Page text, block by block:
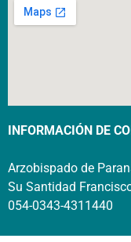
INFORMACIÓN DE
Arzobispado de
Su Santidad
054-0343-4311440